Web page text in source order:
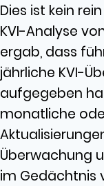
Dies ist kein
KVI-Analyse
ergab, dass
jährliche KVI-
aufgegeben
monatliche
Überwachung
im Gedächtnis